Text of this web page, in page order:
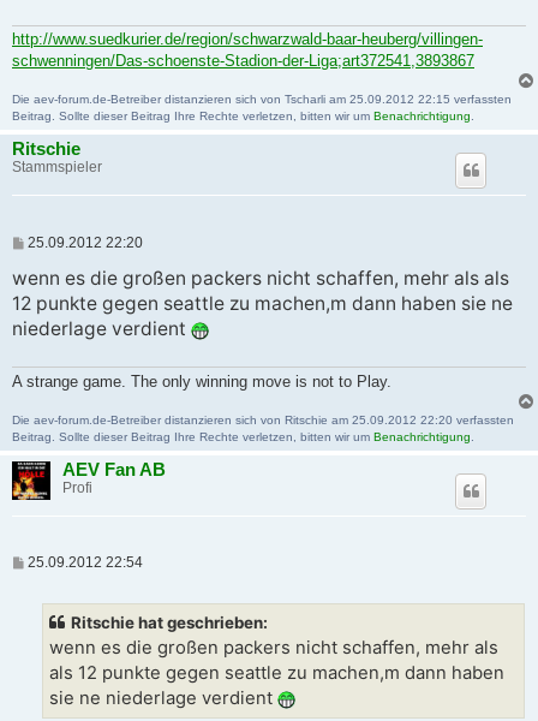
http://www.suedkurier.de/region/schwarzwald-baar-heuberg/villingen-
schwenningen/Das-schoenste-Stadion-der-Liga;art372541,3893867
Die aev-forum.de-Betreiber distanzieren sich von Tscharli am 25.09.2012 22:15 verfassten
Beitrag. Sollte dieser Beitrag Ihre Rechte verletzen, bitten wir um Benachrichtigung
Ritschie
Stammspieler
B
i
t
r
a
25.09.2012 22:20
wenn es die großen packers nicht schaffen, mehr als als
12 punkte gegen seattle zu machen,m dann haben sie ne
niederlage verdient
A strange game. The only winning move is not to Play.
Die aev-forum.de-Betreiber distanzieren sich von Ritschie am 25.09.2012 22:20 verfassten
Beitrag. Sollte dieser Beitrag Ihre Rechte verletzen, bitten wir um Benachrichtigung
AEV Fan AB
Profi
B
25.09.2012 22:54
Ritschie hat geschrieben:
wenn es die großen packers nicht schaffen, mehr als
als 12 punkte gegen seattle zu machen,m dann haben
sie ne niederlage verdient